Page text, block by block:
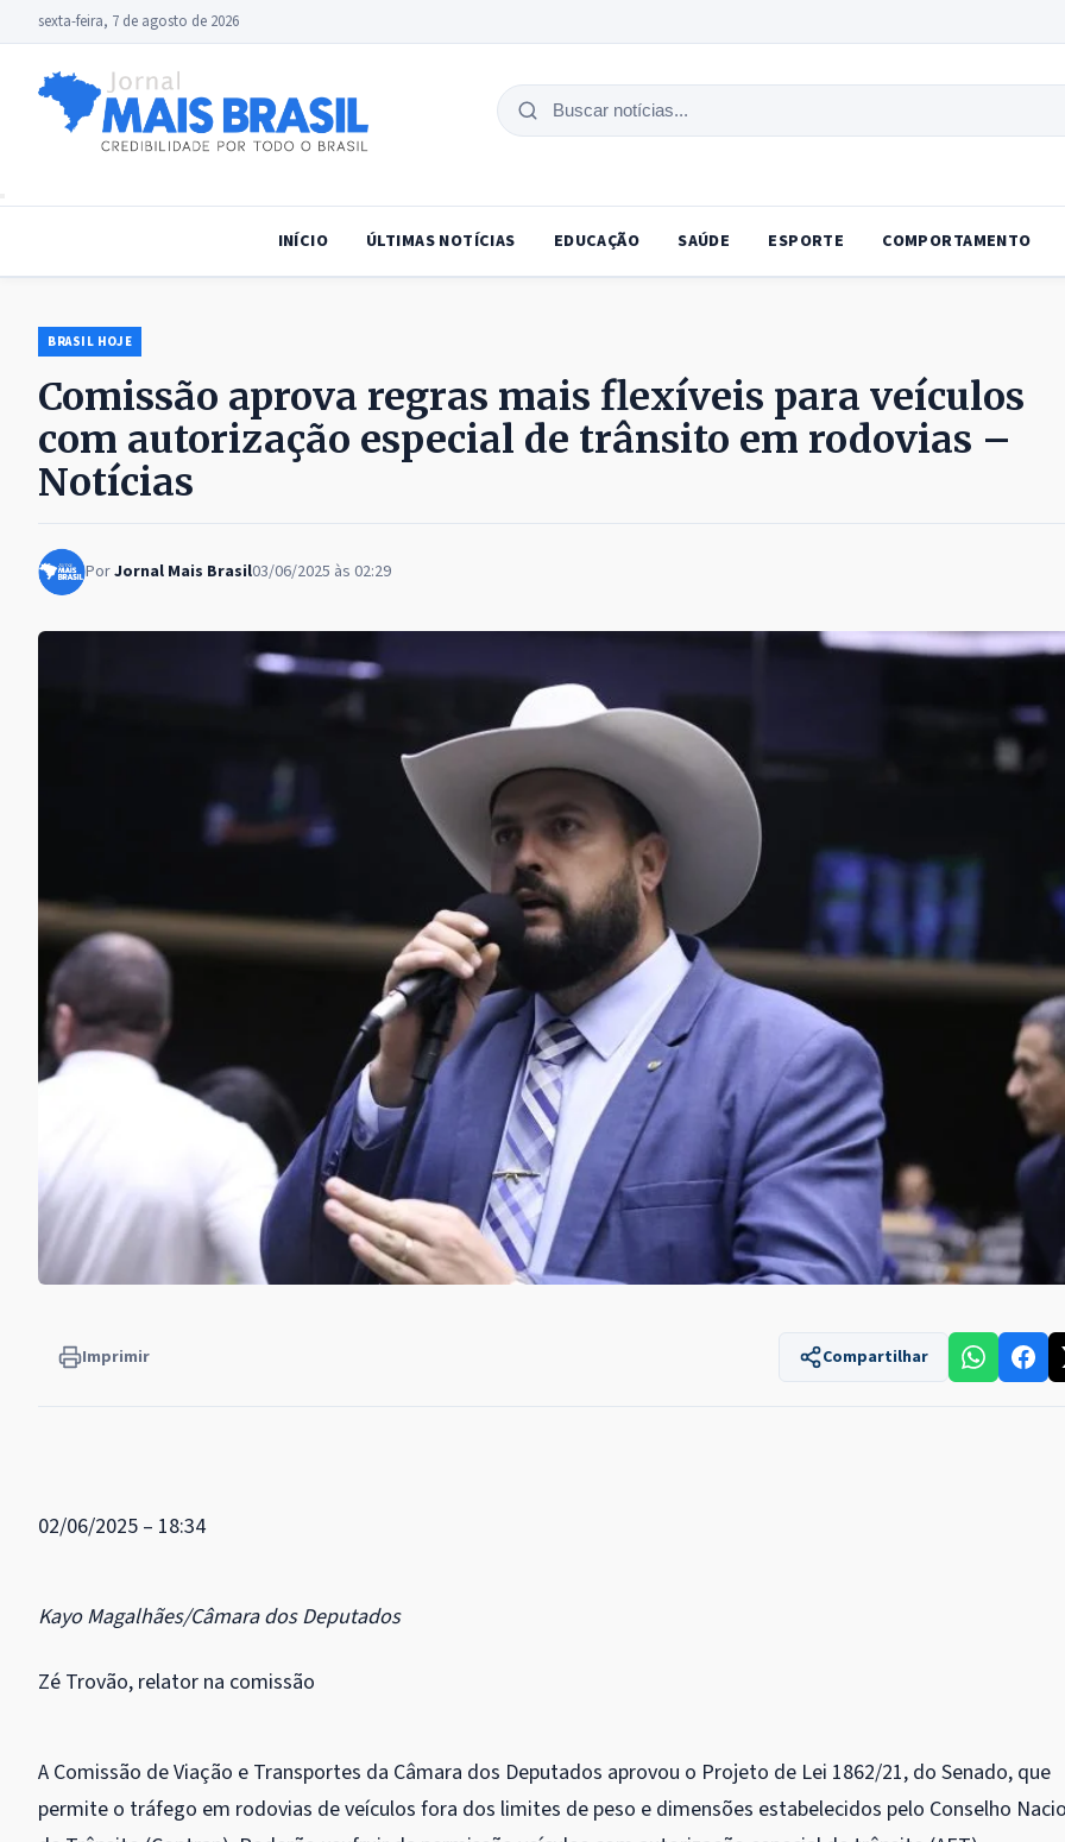
sexta-feira, 7 de agosto de 2026
Buscar
INÍCIO ÚLTIMAS NOTÍCIAS EDUCAÇÃO SAÚDE ESPORTE COMPORTAMENTO
BRASIL HOJE
Comissão aprova regras mais flexíveis para veículos
com autorização especial de trânsito em rodovias –
Notícias
PorJornal Mais Brasil03/06/2025 às 02:29
Imprimir Compartilhar
02/06/2025 – 18:34
Kayo Magalhães/Câmara dos Deputados
Zé Trovão, relator na comissão
A Comissão de Viação e Transportes da Câmara dos Deputados aprovou o Projeto de Lei 1862/21, do Senado, que
permite o tráfego em rodovias de veículos fora dos limites de peso e dimensões estabelecidos pelo Conselho